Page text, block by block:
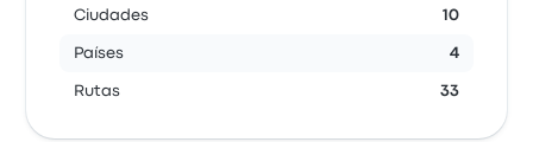
Ciudades 10
Países 4
Rutas 33